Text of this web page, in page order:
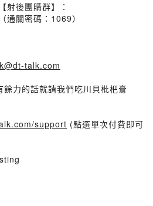
後團購群】：
（通關密碼：1069）
talk.com
力的話就請我們吃川貝枇杷膏
support (點選單次付費即可